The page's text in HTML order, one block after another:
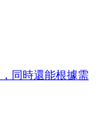
同時還能根據需